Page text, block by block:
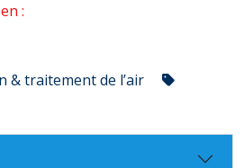
:
& traitement de l’air